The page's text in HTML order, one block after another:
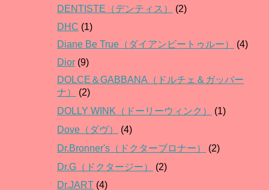
DENTISTE（デンティス）
(2)
DHC (1)
Diane Be True（ダイアンビートゥルー）
(4)
Dior (9)
DOLCE＆GABBANA（ドルチェ＆ガッバー
ナ）
(2)
DOLLY WINK（ドーリーウィンク）
(1)
Dove（ダヴ）
(4)
Dr.Bronner's（ドクターブロナー）
(2)
Dr.G（ドクタージー）
(2)
Dr.JART (4)